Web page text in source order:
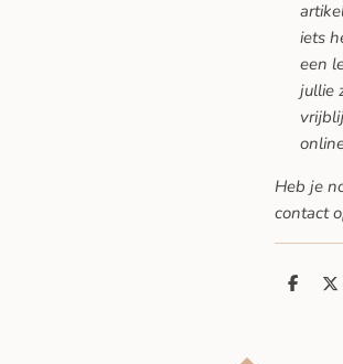
iets
een
jullie
Heb je
contact
D
D